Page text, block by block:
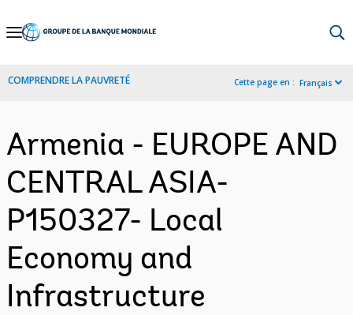
Skip
Navigation
COMPRENDRE LA PAUVRETÉ Cette page en : Français
Armenia - EUROPE AND
CENTRAL ASIA-
P150327- Local
Economy and
Infrastructure